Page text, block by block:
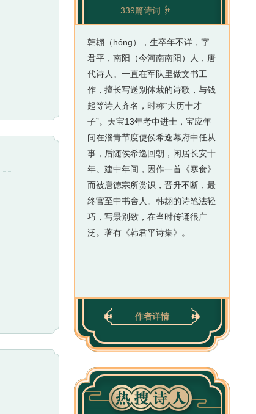
339篇诗词
韩翃（hóng），生卒年不详，字
君平，南阳（今河南南阳）人，唐
代诗人。一直在军队里做文书工
作，擅长写送别体裁的诗歌，与钱
起等诗人齐名，时称“大历十才
子”。天宝13年考中进士，宝应年
间在淄青节度使侯希逸幕府中任从
事，后随侯希逸回朝，闲居长安十
年。建中年间，因作一首《寒食》
而被唐德宗所赏识，晋升不断，最
终官至中书舍人。韩翃的诗笔法轻
巧，写景别致，在当时传诵很广
泛。著有《韩君平诗集》。
作者详情